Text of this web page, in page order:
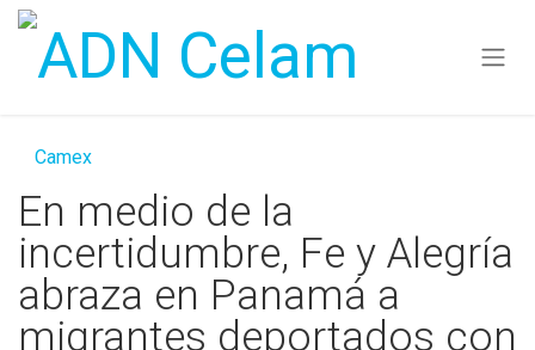
Ir al contenido
Camex
En medio de la
incertidumbre, Fe y Alegría
abraza en Panamá a
migrantes deportados con